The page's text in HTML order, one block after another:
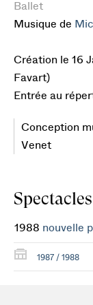
Ballet
Musique de
Création le 16
Favart)
Entrée au
Conception
Venet
1988 nouvelle
1987 / 1988